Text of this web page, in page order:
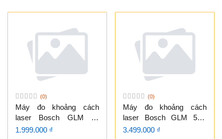
(0)
Máy đo khoảng cách
laser Bosch GLM 40
Professional
1.999.000 ₫
(0)
Máy đo khoảng cách
laser Bosch GLM 50C
Professional
3.499.000 ₫